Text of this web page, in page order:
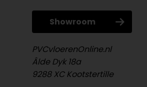
Showroom
PVCvloerenOnline.nl
Âlde Dyk 18a
9288 XC Kootstertille